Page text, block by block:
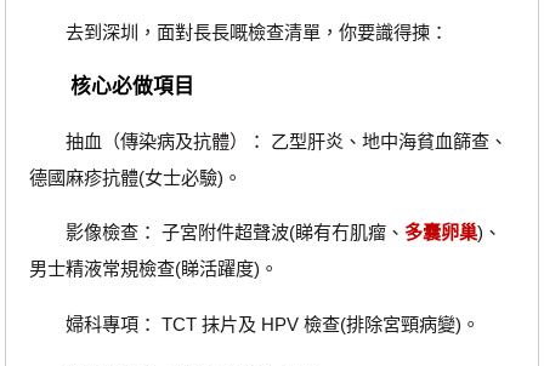
去到深圳，面對長長嘅檢查清單，你要識得揀：
核心必做項目
抽血（傳染病及抗體）： 乙型肝炎、地中海貧血篩查、
德國麻疹抗體(女士必驗)。
影像檢查： 子宮附件超聲波(睇有冇肌瘤、 多囊卵巢)、
男士精液常規檢查(睇活躍度)。
婦科專項： TCT 抹片及 HPV 檢查(排除宮頸病變)。